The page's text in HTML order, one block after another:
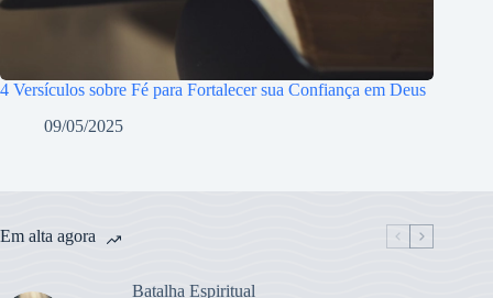
4 Versículos sobre Fé para Fortalecer sua Confiança em Deus
09/05/2025
Em alta agora
Batalha Espiritual